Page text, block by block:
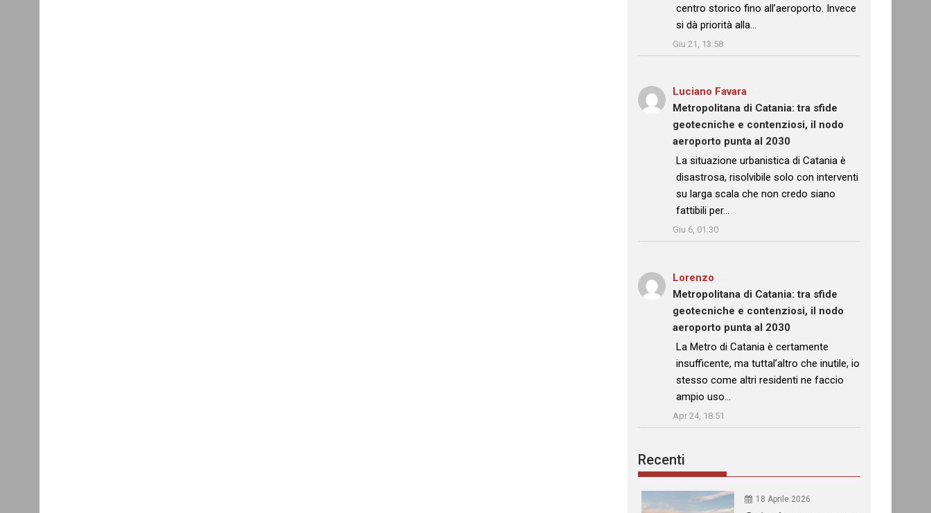
centro storico fino all’aeroporto. Invece
si dà priorità alla…
Giu 21, 13:58
Luciano Favara
Metropolitana di Catania: tra sfide
geotecniche e contenziosi, il nodo
aeroporto punta al 2030
: “La situazione urbanistica di Catania è
disastrosa, risolvibile solo con interventi
su larga scala che non credo siano
fattibili per…
Giu 6, 01:30
Lorenzo
Metropolitana di Catania: tra sfide
geotecniche e contenziosi, il nodo
aeroporto punta al 2030
: “La Metro di Catania è certamente
insufficente, ma tuttal’altro che inutile, io
stesso come altri residenti ne faccio
ampio uso…
Apr 24, 18:51
Recenti
18 Aprile 2026